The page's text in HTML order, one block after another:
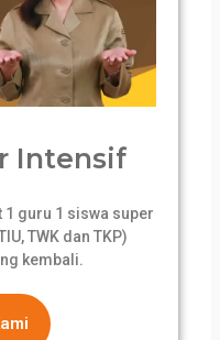
Intensif
guru 1 siswa super
TWK dan TKP)
kembali.